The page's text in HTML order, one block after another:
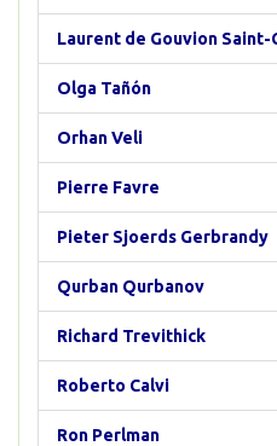
Laurent de Gouvion Saint-
Olga Tañón
Orhan Veli
Pierre Favre
Pieter Sjoerds Gerbrandy
Qurban Qurbanov
Richard Trevithick
Roberto Calvi
Ron Perlman